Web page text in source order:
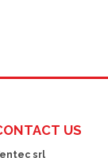
US
srl